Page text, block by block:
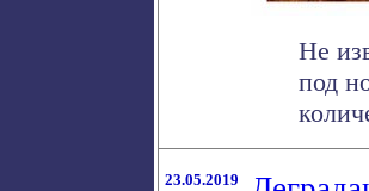
Не
под
23.05.2019